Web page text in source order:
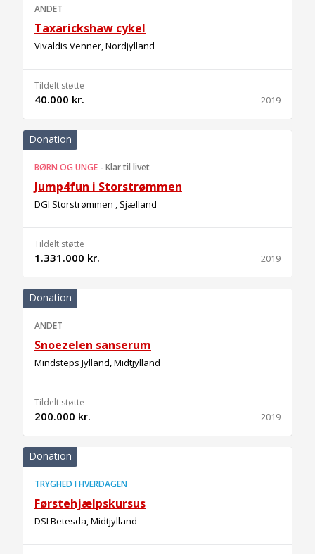
ANDET
Taxarickshaw cykel
Vivaldis Venner, Nordjylland
Tildelt støtte
40.000 kr. 2019
Donation
BØRN OG UNGE - Klar til livet
Jump4fun i Storstrømmen
DGI Storstrømmen , Sjælland
Tildelt støtte
1.331.000 kr. 2019
Donation
ANDET
Snoezelen sanserum
Mindsteps Jylland, Midtjylland
Tildelt støtte
200.000 kr. 2019
Donation
TRYGHED I HVERDAGEN
Førstehjælpskursus
DSI Betesda, Midtjylland